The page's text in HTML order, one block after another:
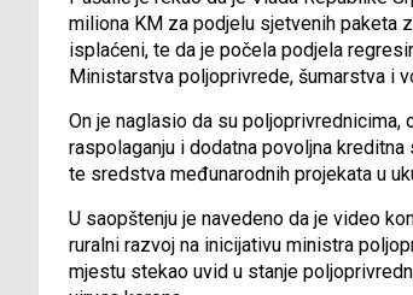
miliona KM za podjelu sjetvenih paketa
isplaćeni, te da je počela podjela
Ministarstva poljoprivrede, šumarstva i
On je naglasio da su
raspolaganju i dodatna povoljna
te sredstva međunarodnih projekata u
U saopštenju je navedeno da je video
ruralni razvoj na inicijativu ministra
mjestu stekao uvid u stanje